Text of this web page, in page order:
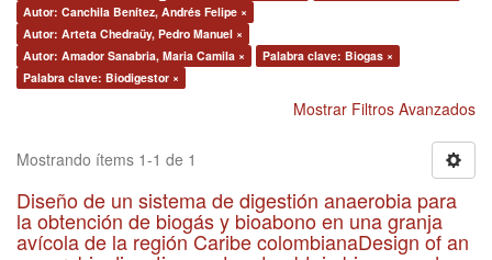
Autor: Canchila Benítez, Andrés Felipe ×
Autor: Arteta Chedraüy, Pedro Manuel ×
Autor: Amador Sanabria, Maria Camila ×
Palabra clave: Biogas ×
Palabra clave: Biodigestor ×
Mostrar Filtros Avanzados
Mostrando ítems 1-1 de 1
Diseño de un sistema de digestión anaerobia para
la obtención de biogás y bioabono en una granja
avícola de la región Caribe colombianaDesign of an